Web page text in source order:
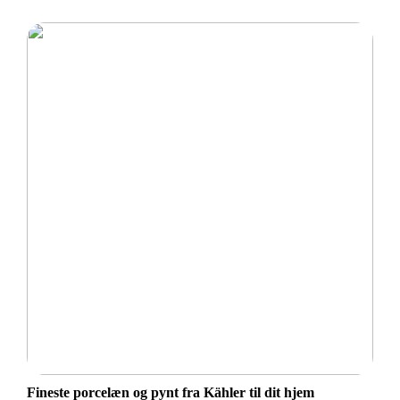
Fineste porcelæn og pynt fra Kähler til dit hjem